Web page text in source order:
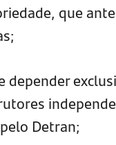
que
depender
Detran;